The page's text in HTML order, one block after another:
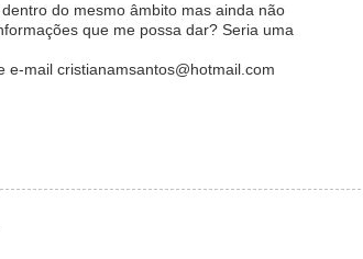
do mesmo âmbito mas ainda não
que me possa dar? Seria uma
e-mail cristianamsantos@hotmail.com